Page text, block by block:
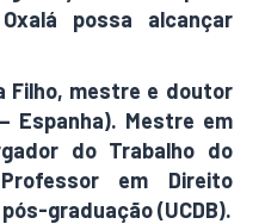
possa alcançar
Filho, mestre e doutor
Espanha). Mestre em
do Trabalho do
em Direito
graduação (UCDB).